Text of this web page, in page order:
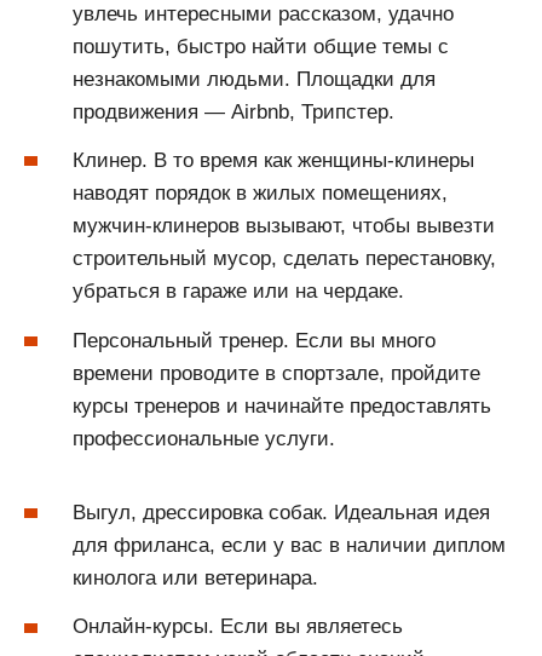
увлечь интересными рассказом, удачно
пошутить, быстро найти общие темы с
незнакомыми людьми. Площадки для
продвижения — Airbnb, Трипстер.
Клинер. В то время как женщины-клинеры
наводят порядок в жилых помещениях,
мужчин-клинеров вызывают, чтобы вывезти
строительный мусор, сделать перестановку,
убраться в гараже или на чердаке.
Персональный тренер. Если вы много
времени проводите в спортзале, пройдите
курсы тренеров и начинайте предоставлять
профессиональные услуги.
Выгул, дрессировка собак. Идеальная идея
для фриланса, если у вас в наличии диплом
кинолога или ветеринара.
Онлайн-курсы. Если вы являетесь